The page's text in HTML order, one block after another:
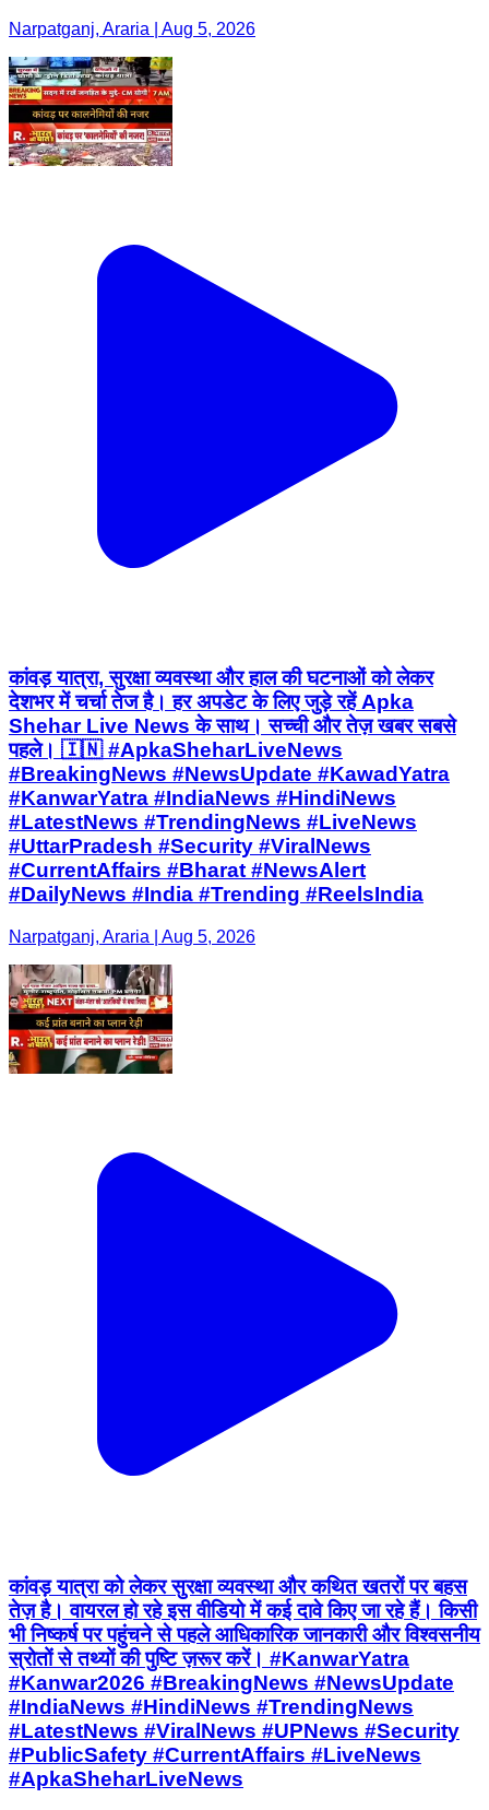
Narpatganj, Araria | Aug 5, 2026
कांवड़ यात्रा, सुरक्षा व्यवस्था और हाल की घटनाओं को लेकर
देशभर में चर्चा तेज है। हर अपडेट के लिए जुड़े रहें Apka
Shehar Live News के साथ। सच्ची और तेज़ खबर सबसे
पहले। 🇮🇳 #ApkaSheharLiveNews
#BreakingNews #NewsUpdate #KawadYatra
#KanwarYatra #IndiaNews #HindiNews
#LatestNews #TrendingNews #LiveNews
#UttarPradesh #Security #ViralNews
#CurrentAffairs #Bharat #NewsAlert
#DailyNews #India #Trending #ReelsIndia
Narpatganj, Araria | Aug 5, 2026
कांवड़ यात्रा को लेकर सुरक्षा व्यवस्था और कथित खतरों पर बहस
तेज़ है। वायरल हो रहे इस वीडियो में कई दावे किए जा रहे हैं। किसी
भी निष्कर्ष पर पहुंचने से पहले आधिकारिक जानकारी और विश्वसनीय
स्रोतों से तथ्यों की पुष्टि ज़रूर करें। #KanwarYatra
#Kanwar2026 #BreakingNews #NewsUpdate
#IndiaNews #HindiNews #TrendingNews
#LatestNews #ViralNews #UPNews #Security
#PublicSafety #CurrentAffairs #LiveNews
#ApkaSheharLiveNews